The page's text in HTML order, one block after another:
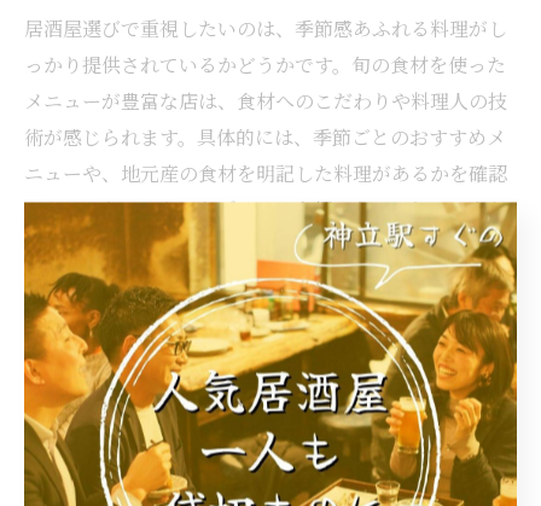
居酒屋選びで重視したいのは、季節感あふれる料理がし
っかり提供されているかどうかです。旬の食材を使った
メニューが豊富な店は、食材へのこだわりや料理人の技
術が感じられます。具体的には、季節ごとのおすすめメ
ニューや、地元産の食材を明記した料理があるかを確認
しましょう。こうしたポイントを押さえることで、より
充実した食事の時間を過ごせます。
美味しい季節限定メニューの見つけ方
美味しい季節限定メニューを見つけるには、まず店頭や
公式サイトのメニュー情報をチェックすることが有効で
す。また、SNSや口コミサイトで旬の逸品に関する投稿
を参考にするのもおすすめ。地元の常連客の声は、リア